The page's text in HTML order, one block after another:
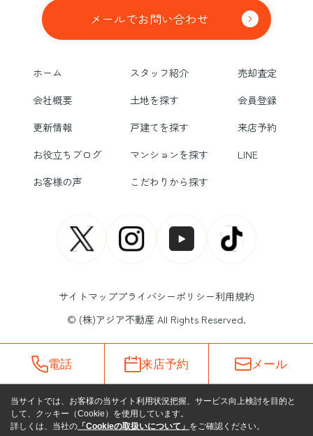
メールでお問い合わせ
ホーム スタッフ紹介
売却査定
会社概要
土地を探す
会員登録
更新情報
戸建てを探す
来店予約
お役立ちブログ
マンションを探す
LINE
お客様の声
こだわりから探す
サイトマッププライバシーポリシー利用規約
© (株)アジア不動産 All Rights Reserved.
電話 来店予約 メール
当サイトでは、お客様の当サイト利用状況把握、サービス向上検討を目的と
して、クッキー（Cookie）を使用しています。
詳しくは、当社の 「Cookieの取扱いについて」 をご確認ください。